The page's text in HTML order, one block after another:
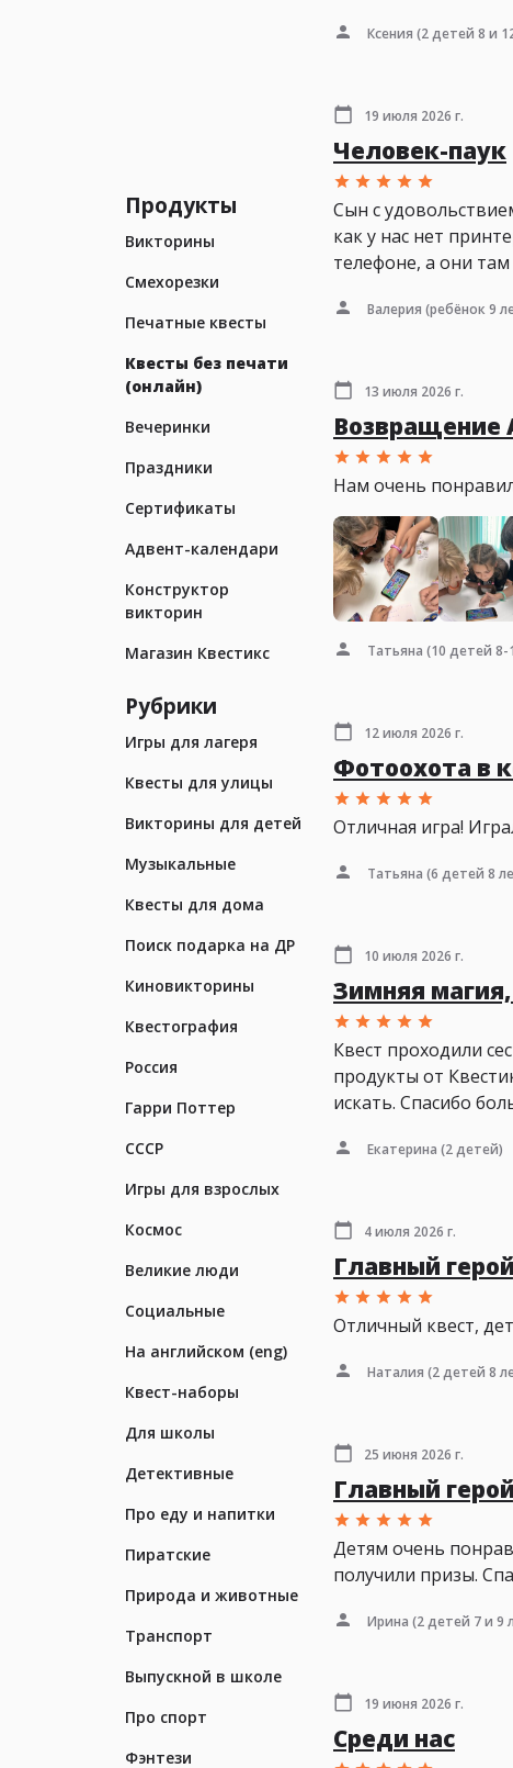
Продукты
Викторины
Смехорезки
Печатные квесты
Квесты без печати
(онлайн)
Вечеринки
Праздники
Сертификаты
Адвент-календари
Конструктор
викторин
Магазин Квестикс
Рубрики
Игры для лагеря
Квесты для улицы
Викторины для детей
Музыкальные
Квесты для дома
Поиск подарка на ДР
Киновикторины
Квестография
Россия
Гарри Поттер
СССР
Игры для взрослых
Космос
Великие люди
Социальные
На английском (eng)
Квест-наборы
Для школы
Детективные
Про еду и напитки
Пиратские
Природа и животные
Транспорт
Выпускной в школе
Про спорт
Фэнтези
Ксения (2 детей 8 и
19 июля 2026 г.
Человек-паук
Сын с
как у нас нет
телефоне, а они там
Валерия (ребёнок 9
13 июля 2026 г.
Возвращение
Нам очень
Татьяна (10 детей 8-
12 июля 2026 г.
Фотоохота в
Отличная игра!
Татьяна (6 детей 8
10 июля 2026 г.
Зимняя магия,
Квест проходили
продукты от
искать. Спасибо
Екатерина (2 детей)
4 июля 2026 г.
Главный
Отличный квест,
Наталия (2 детей 8
25 июня 2026 г.
Главный
Детям очень
получили призы.
Ирина (2 детей 7 и 9
19 июня 2026 г.
Среди нас